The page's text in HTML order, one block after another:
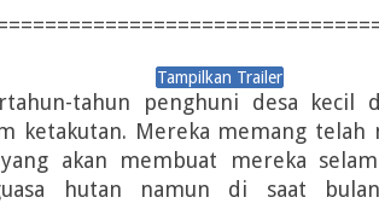
tahun penghuni desa
ketakutan. Mereka memang telah
akan membuat mereka
hutan namun di saat